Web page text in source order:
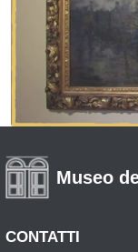
Museo
CONTATTI